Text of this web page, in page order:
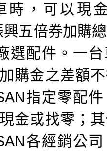
時，可以現
五倍券加購
選配件。一
購金之差額
指定零配
金或找零；
各經銷公